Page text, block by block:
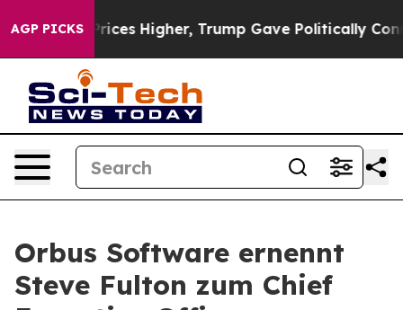
AGP PICKS
oil Prices Higher, Trump Gave Politically
Orbus Software ernennt
Steve Fulton zum Chief